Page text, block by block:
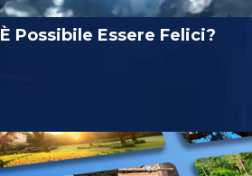
È Possibile Essere Felici?